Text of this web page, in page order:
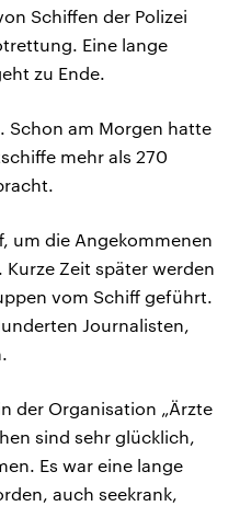
Schiffen der Polizei
Eine lange
zu Ende.
Schon am Morgen hatte
mehr als 270
um die Angekommenen
Zeit später werden
vom Schiff geführt.
Journalisten,
der Organisation „Ärzte
sind sehr glücklich,
Es war eine lange
auch seekrank,